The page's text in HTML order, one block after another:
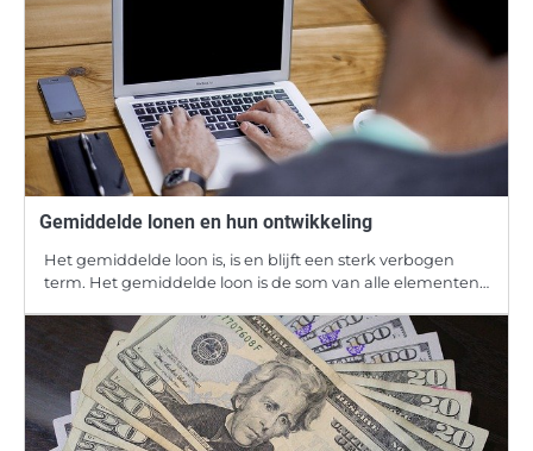
Gemiddelde lonen en hun ontwikkeling
Het gemiddelde loon is, is en blijft een sterk verbogen
term. Het gemiddelde loon is de som van alle elementen…